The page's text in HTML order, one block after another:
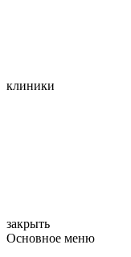
клиники
закрыть
Основное меню